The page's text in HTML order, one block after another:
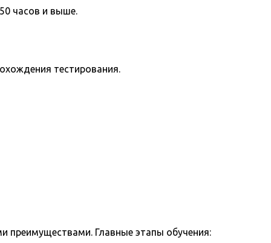
часов и выше.
тестирования.
преимуществами. Главные этапы обучения: